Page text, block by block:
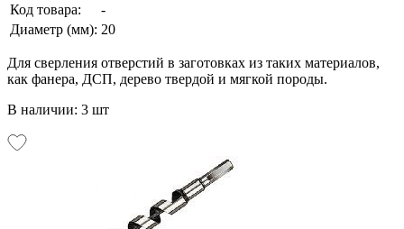
Код товара:
-
Диаметр (мм): 20
Для сверления отверстий в заготовках из таких материалов,
как фанера, ДСП, дерево твердой и мягкой породы.
В наличии: 3 шт